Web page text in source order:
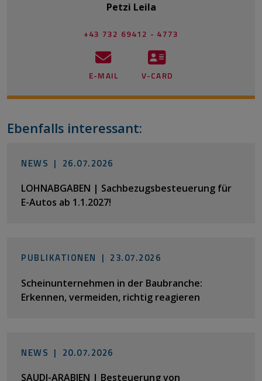
Petzi Leila
+43 732 69412 - 4773
E-MAIL V-CARD
Ebenfalls interessant:
NEWS | 26.07.2026
LOHNABGABEN | Sachbezugsbesteuerung für
E-Autos ab 1.1.2027!
PUBLIKATIONEN | 23.07.2026
Scheinunternehmen in der Baubranche:
Erkennen, vermeiden, richtig reagieren
NEWS | 20.07.2026
SAUDI-ARABIEN | Besteuerung von